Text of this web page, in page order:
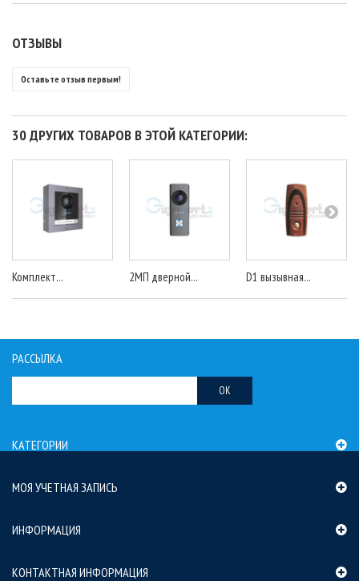
ОТЗЫВЫ
Оставьте отзыв первым!
30 ДРУГИХ ТОВАРОВ В ЭТОЙ КАТЕГОРИИ:
Комплект... 2МП дверной... D1 вызывная...
РАССЫЛКА
OK
КАТЕГОРИИ
МОЯ УЧЕТНАЯ ЗАПИСЬ
ИНФОРМАЦИЯ
КОНТАКТНАЯ ИНФОРМАЦИЯ